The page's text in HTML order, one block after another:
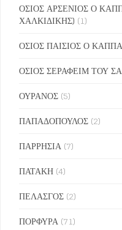
ΟΣΙΟΣ ΑΡΣΕΝΙΟΣ Ο
ΧΑΛΚΙΔΙΚΗΣ) (1)
ΟΣΙΟΣ ΠΑΙΣΙΟΣ Ο
ΟΣΙΟΣ ΣΕΡΑΦΕΙΜ ΤΟΥ
ΟΥΡΑΝΟΣ (5)
ΠΑΠΑΔΟΠΟΥΛΟΣ (2)
ΠΑΡΡΗΣΙΑ (7)
ΠΑΤΑΚΗ (4)
ΠΕΛΑΣΓΟΣ (2)
ΠΟΡΦΥΡΑ (71)